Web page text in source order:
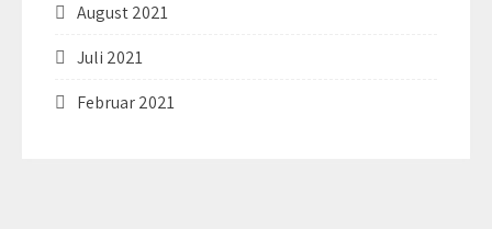
August 2021
Juli 2021
Februar 2021